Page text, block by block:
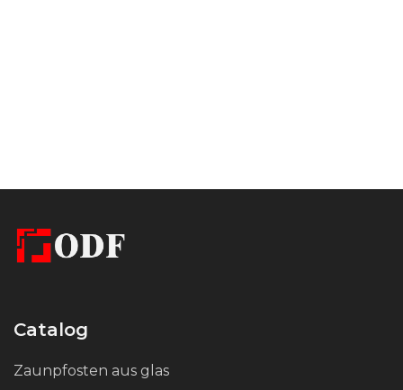
verschraubt. Der Senker sorgt für eine
Kleberesten, was die Lebensdauer erhöht und
gleichmäßig raue Oberfläche, wodurch die
Catalog
Zaunpfosten aus glas